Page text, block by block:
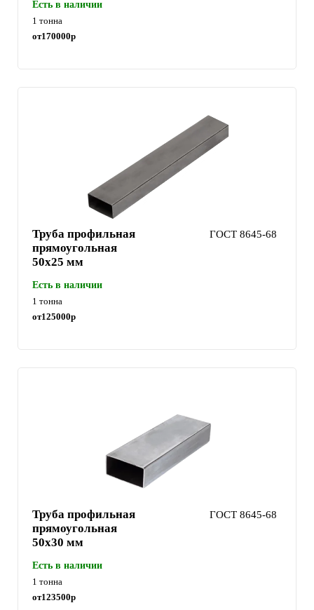
Есть в наличии
1 тонна
от170000р
Труба профильная
прямоугольная
50х25 мм
ГОСТ 8645-68
Есть в наличии
1 тонна
от125000р
Труба профильная
прямоугольная
50х30 мм
ГОСТ 8645-68
Есть в наличии
1 тонна
от123500р